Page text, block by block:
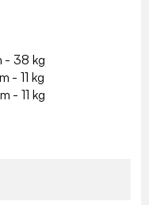
- 38 kg
- 11 kg
- 11 kg